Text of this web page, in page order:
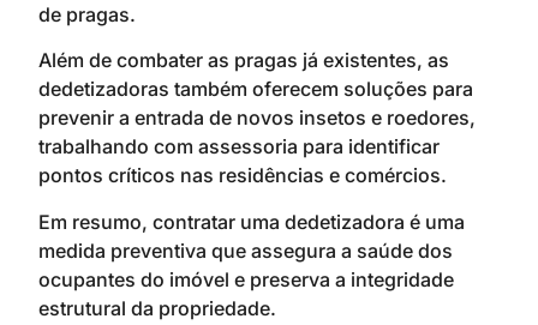
de pragas.
Além de combater as pragas já existentes, as
dedetizadoras também oferecem soluções para
prevenir a entrada de novos insetos e roedores,
trabalhando com assessoria para identificar
pontos críticos nas residências e comércios.
Em resumo, contratar uma dedetizadora é uma
medida preventiva que assegura a saúde dos
ocupantes do imóvel e preserva a integridade
estrutural da propriedade.